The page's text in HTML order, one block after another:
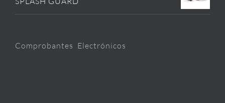
Comprobantes Electrónicos